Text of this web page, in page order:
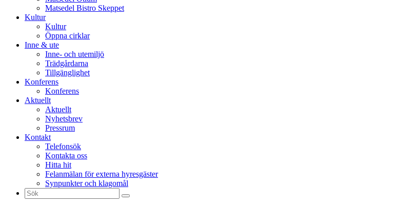
Matsedel Bistro Skeppet
Kultur
Kultur
Öppna cirklar
Inne & ute
Inne- och utemiljö
Trädgårdarna
Tillgänglighet
Konferens
Konferens
Aktuellt
Aktuellt
Nyhetsbrev
Pressrum
Kontakt
Telefonsök
Kontakta oss
Hitta hit
Felanmälan för externa hyresgäster
Synpunkter och klagomål
Sök
efter: